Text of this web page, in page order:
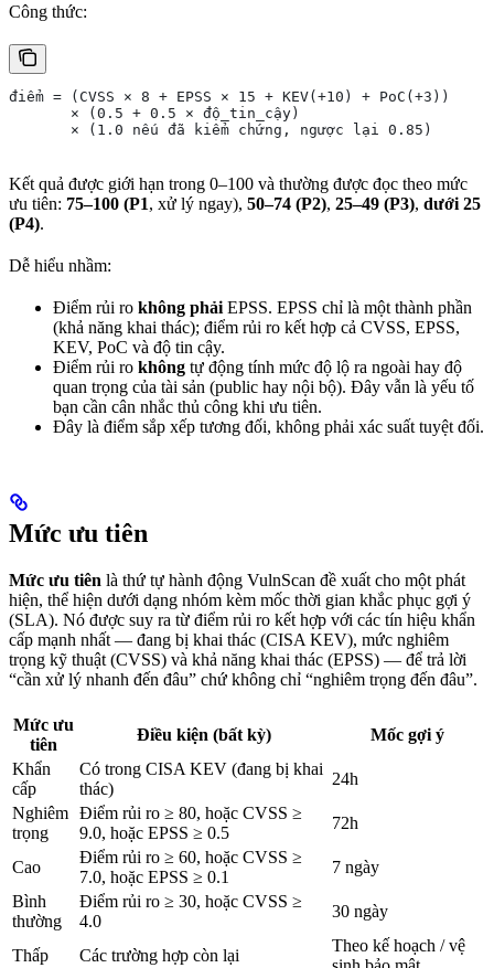
Công thức:
điểm = (CVSS × 8 + EPSS × 15 + KEV(+10) + PoC(+3))
       × (0.5 + 0.5 × độ_tin_cậy)
       × (1.0 nếu đã kiểm chứng, ngược lại 0.85)
Kết quả được giới hạn trong 0–100 và thường được đọc theo mức
ưu tiên: 75–100 (P1, xử lý ngay), 50–74 (P2), 25–49 (P3), dưới 25
(P4).
Dễ hiểu nhầm:
Điểm rủi ro không phải EPSS. EPSS chỉ là một thành phần
(khả năng khai thác); điểm rủi ro kết hợp cả CVSS, EPSS,
KEV, PoC và độ tin cậy.
Điểm rủi ro không tự động tính mức độ lộ ra ngoài hay độ
quan trọng của tài sản (public hay nội bộ). Đây vẫn là yếu tố
bạn cần cân nhắc thủ công khi ưu tiên.
Đây là điểm sắp xếp tương đối, không phải xác suất tuyệt đối.
Mức ưu tiên
Mức ưu tiên là thứ tự hành động VulnScan đề xuất cho một phát
hiện, thể hiện dưới dạng nhóm kèm mốc thời gian khắc phục gợi ý
(SLA). Nó được suy ra từ điểm rủi ro kết hợp với các tín hiệu khẩn
cấp mạnh nhất — đang bị khai thác (CISA KEV), mức nghiêm
trọng kỹ thuật (CVSS) và khả năng khai thác (EPSS) — để trả lời
“cần xử lý nhanh đến đâu” chứ không chỉ “nghiêm trọng đến đâu”.
Mức ưu
tiên
Điều kiện (bất kỳ)
Mốc gợi ý
Khẩn
cấp
Có trong CISA KEV (đang bị khai
thác)
24h
Nghiêm
trọng
Điểm rủi ro ≥ 80, hoặc CVSS ≥
9.0, hoặc EPSS ≥ 0.5
72h
Cao
Điểm rủi ro ≥ 60, hoặc CVSS ≥
7.0, hoặc EPSS ≥ 0.1
7 ngày
Bình
thường
Điểm rủi ro ≥ 30, hoặc CVSS ≥
4.0
30 ngày
Thấp Các trường hợp còn lại
Theo kế hoạch / vệ